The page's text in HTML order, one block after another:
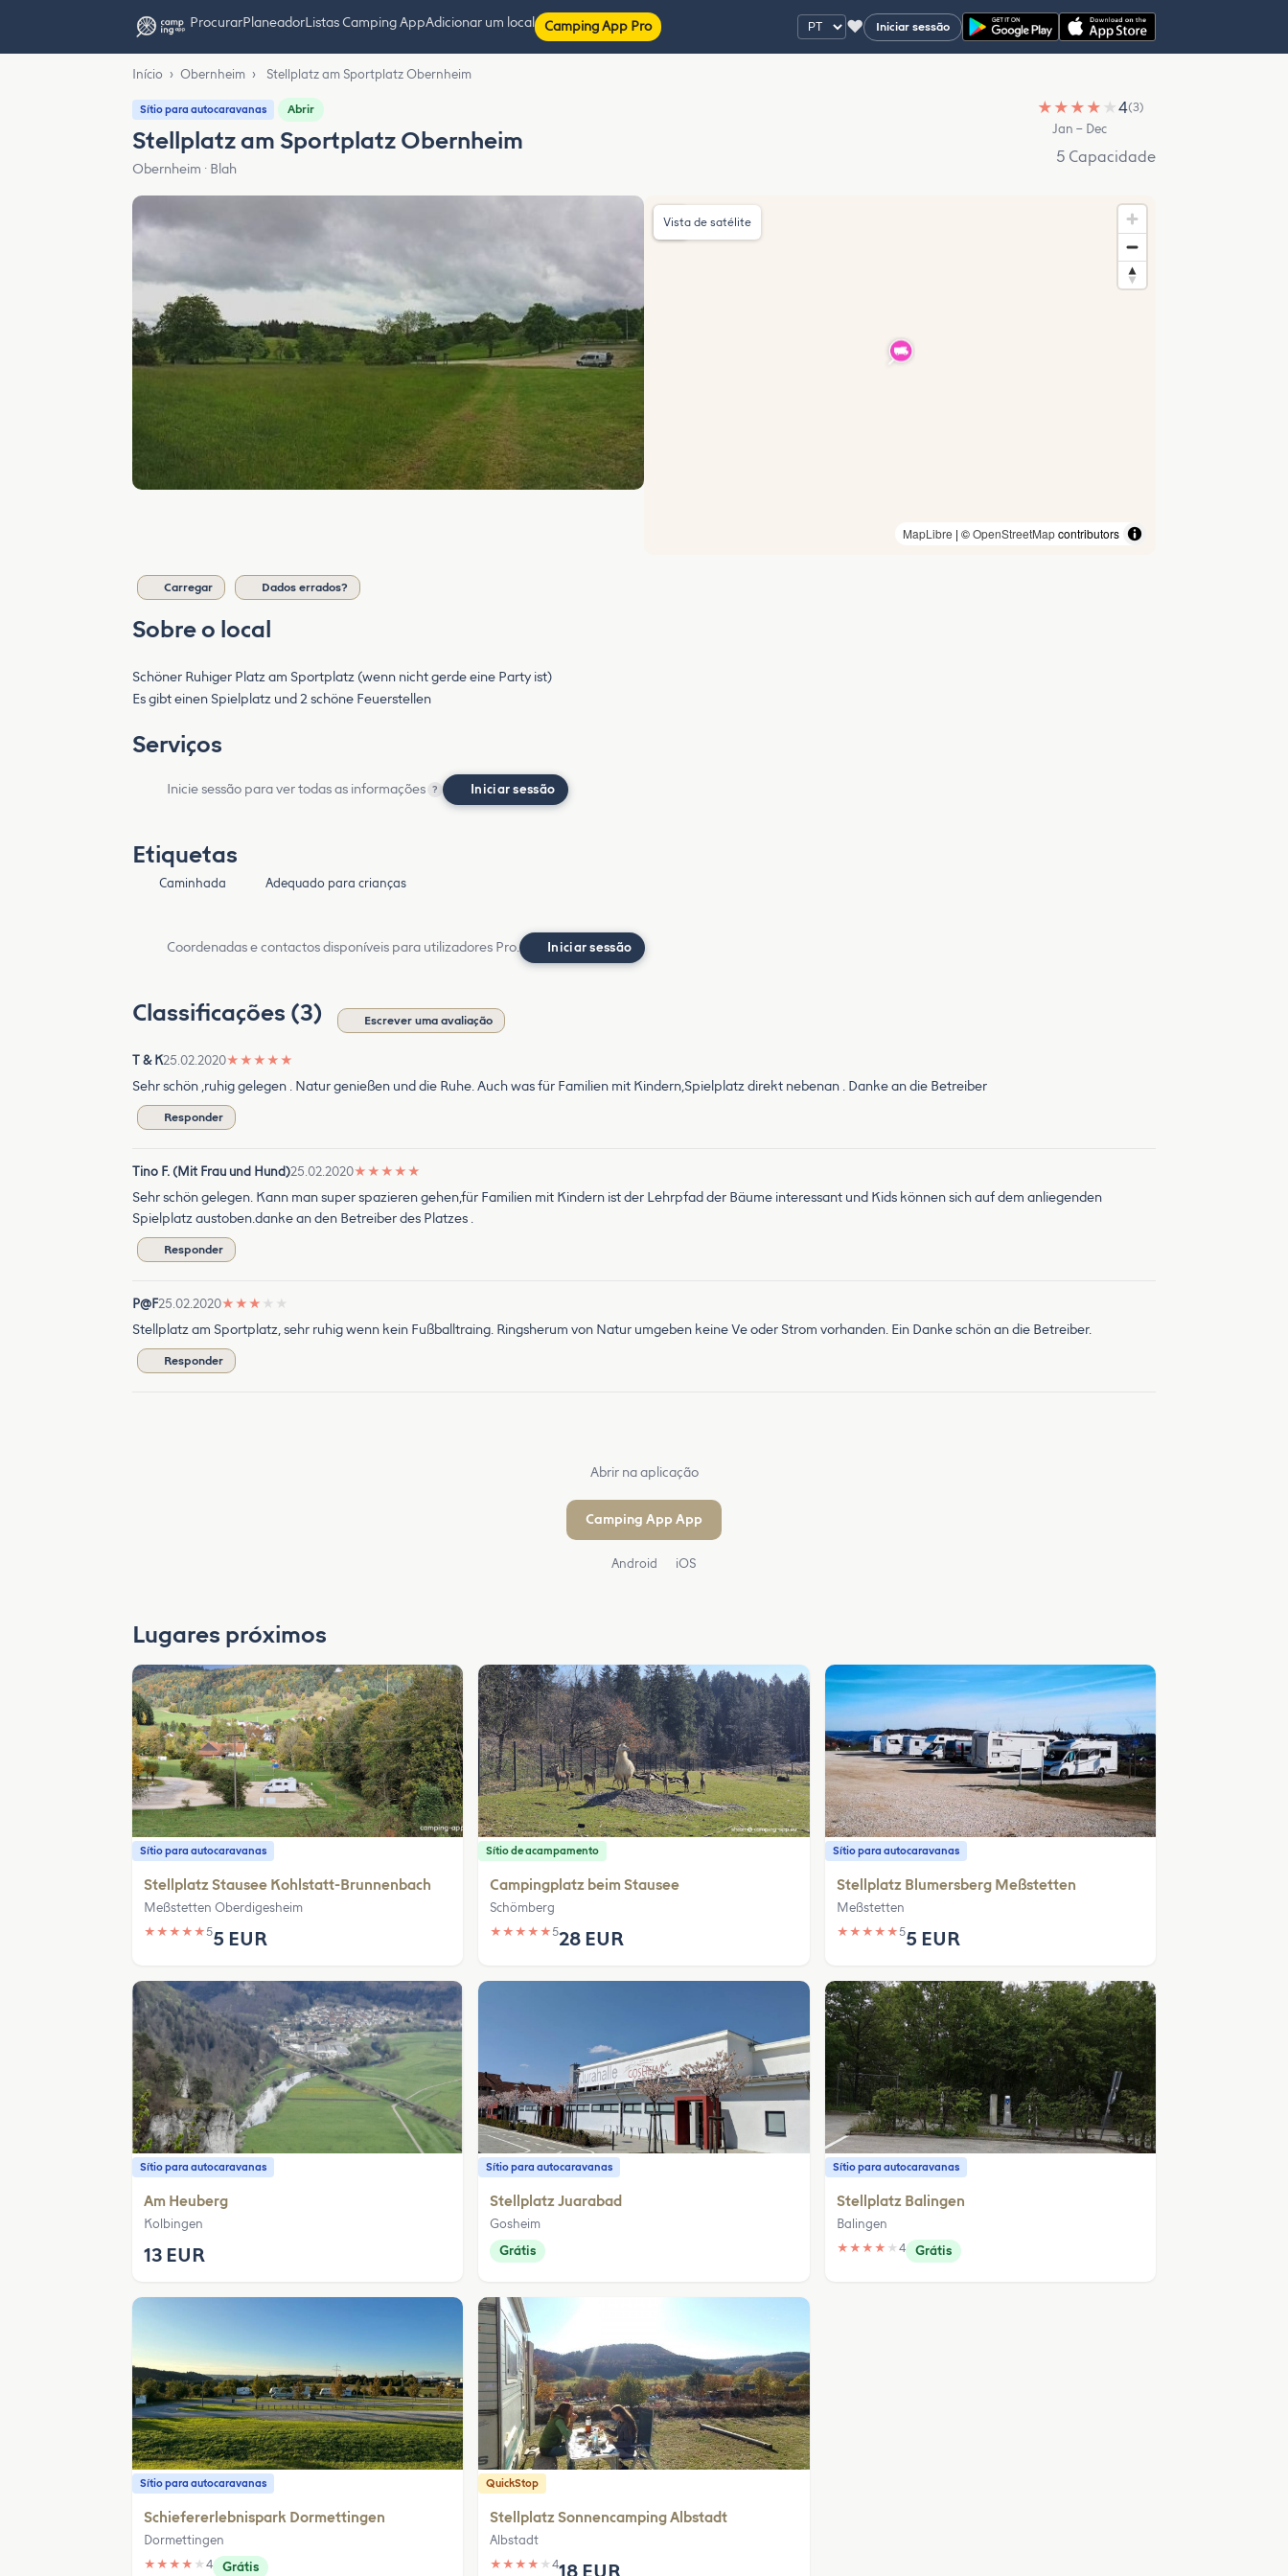
ProcurarPlaneadorListas Camping AppAdicionar um local Camping App Pro ♥ Iniciar sessão
Início › Obernheim › Stellplatz am Sportplatz Obernheim
Sítio para autocaravanas Abrir
Stellplatz am Sportplatz Obernheim
Obernheim · Blah
★ ★ ★ ★ ★4(3)
Jan – Dec
5 Capacidade
MapLibre | ©OpenStreetMapcontributors
Vista de satélite
Carregar Dados errados?
Sobre o local
Schöner Ruhiger Platz am Sportplatz (wenn nicht gerde eine Party ist)
Es gibt einen Spielplatz und 2 schöne Feuerstellen
Serviços
Inicie sessão para ver todas as informações ? Iniciar sessão
Etiquetas
Caminhada Adequado para crianças
Coordenadas e contactos disponíveis para utilizadores Pro. Iniciar sessão
Classificações (3) Escrever uma avaliação
T & K25.02.2020★ ★ ★ ★ ★
Sehr schön ,ruhig gelegen . Natur genießen und die Ruhe. Auch was für Familien mit Kindern,Spielplatz direkt nebenan . Danke an die Betreiber
Responder
Tino F. (Mit Frau und Hund)25.02.2020★ ★ ★ ★ ★
Sehr schön gelegen. Kann man super spazieren gehen,für Familien mit Kindern ist der Lehrpfad der Bäume interessant und Kids können sich auf dem anliegenden
Spielplatz austoben.danke an den Betreiber des Platzes .
Responder
P@F25.02.2020★ ★ ★ ★ ★
Stellplatz am Sportplatz, sehr ruhig wenn kein Fußballtraing. Ringsherum von Natur umgeben keine Ve oder Strom vorhanden. Ein Danke schön an die Betreiber.
Responder
Abrir na aplicação
Camping App App
Android iOS
Lugares próximos
Sítio para autocaravanas
Stellplatz Stausee Kohlstatt-Brunnenbach
Meßstetten Oberdigesheim
★ ★ ★ ★ ★55 EUR
Sítio de acampamento
Campingplatz beim Stausee
Schömberg
★ ★ ★ ★ ★528 EUR
Sítio para autocaravanas
Stellplatz Blumersberg Meßstetten
Meßstetten
★ ★ ★ ★ ★55 EUR
Sítio para autocaravanas
Am Heuberg
Kolbingen
13 EUR
Sítio para autocaravanas
Stellplatz Juarabad
Gosheim
Grátis
Sítio para autocaravanas
Stellplatz Balingen
Balingen
★ ★ ★ ★ ★ 4 Grátis
Sítio para autocaravanas
Schiefererlebnispark Dormettingen
Dormettingen
★ ★ ★ ★ ★ 4 Grátis
QuickStop
Stellplatz Sonnencamping Albstadt
Albstadt
★ ★ ★ ★ ★418 EUR